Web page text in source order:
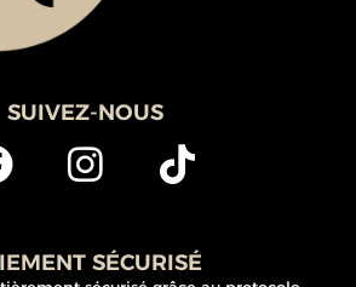
SUIVEZ-NOUS
SÉCURISÉ